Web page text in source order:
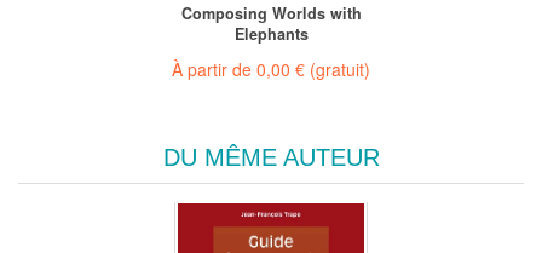
Composing Worlds with
Elephants
À partir de 0,00 € (gratuit)
DU MÊME AUTEUR